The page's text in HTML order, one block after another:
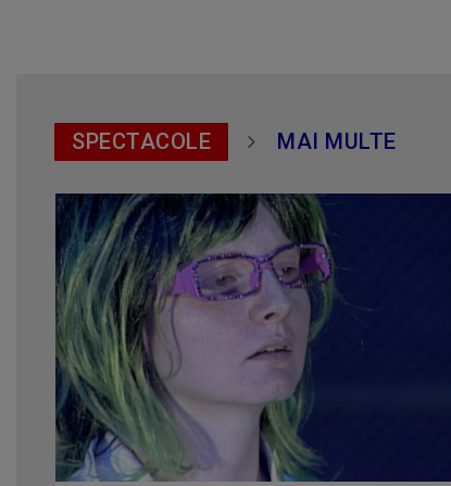
SPECTACOLE MAI MULTE